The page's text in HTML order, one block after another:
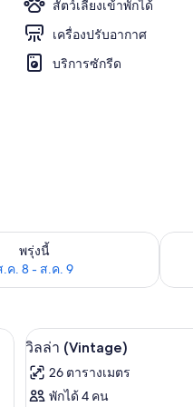
สัตว์เลี้ยงเข้าพักได้
เครื่องปรับอากาศ
บริการซักรีด
พรุ่งนี้
.ค. 8 - ส.ค. 9
ห้องพักว่างในพรุ่งนี้ ส.ค. 8 -
ตรว
านระเบียง/นอกชาน
เปิด
ภาพถ่าย
ทั้งหมด
5
วิลล่า (Vintage)
26 ตารางเมตร
พักได้ 4 คน